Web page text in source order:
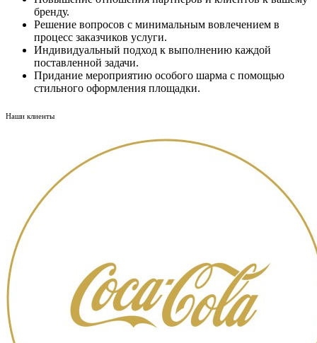
бренду.
Решение вопросов с минимальным вовлечением в
процесс заказчиков услуги.
Индивидуальный подход к выполнению каждой
поставленной задачи.
Придание мероприятию особого шарма с помощью
стильного оформления площадки.
Наши клиенты